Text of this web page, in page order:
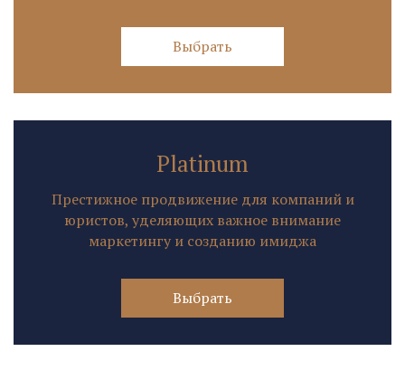
Выбрать
Platinum
Престижное продвижение для компаний и
юристов, уделяющих важное внимание
маркетингу и созданию имиджа
Выбрать